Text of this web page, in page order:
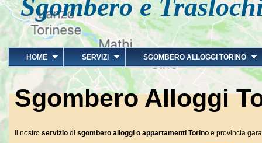
Sgombero e
HOME SERVIZI SGOMBERO ALLOGGI TORINO
Sgombero Alloggi
Il nostro servizio di sgombero alloggi o appartamenti Torino e provincia